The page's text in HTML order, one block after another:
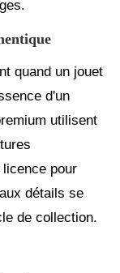
quand un jouet
d'un
utilisent
pour
détails se
de collection.